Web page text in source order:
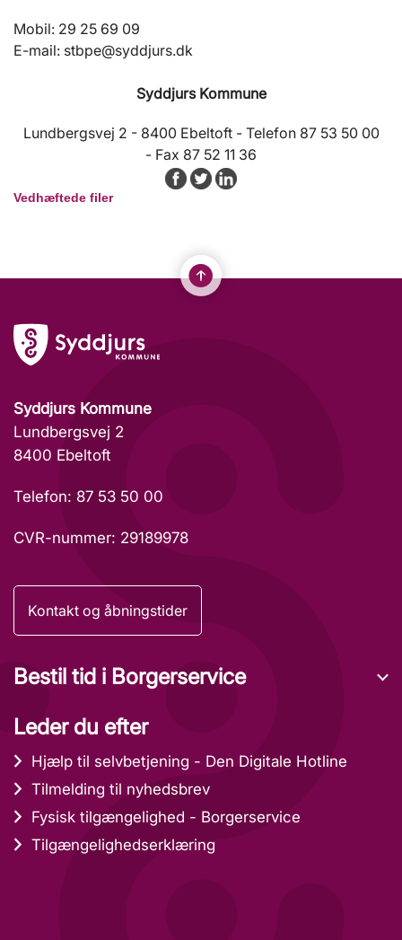
Mobil: 29 25 69 09
E-mail: stbpe@syddjurs.dk
Syddjurs Kommune
Lundbergsvej 2 - 8400 Ebeltoft - Telefon 87 53 50 00
- Fax 87 52 11 36
Vedhæftede filer
Syddjurs Kommune
Lundbergsvej 2
8400 Ebeltoft
Telefon: 87 53 50 00
CVR-nummer: 29189978
Kontakt og åbningstider
Bestil tid i Borgerservice
Leder du efter
Hjælp til selvbetjening - Den Digitale Hotline
Tilmelding til nyhedsbrev
Fysisk tilgængelighed - Borgerservice
Tilgængelighedserklæring